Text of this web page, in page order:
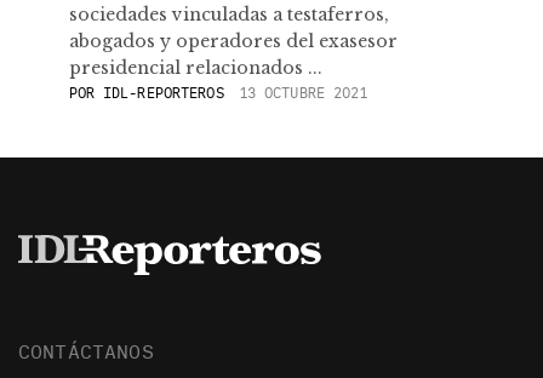
sociedades vinculadas a testaferros,
abogados y operadores del exasesor
presidencial relacionados ...
POR IDL-REPORTEROS 13 OCTUBRE 2021
CONTÁCTANOS